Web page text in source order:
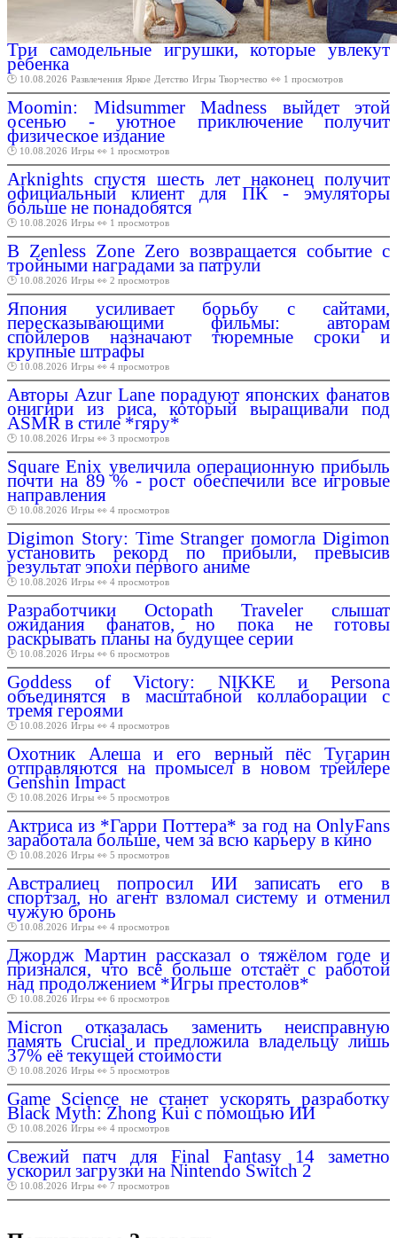
Три самодельные игрушки, которые увлекут
ребенка
🕑 10.08.2026 Развлечения Яркое Детство Игры Творчество 👀 1 просмотров
Moomin: Midsummer Madness выйдет этой
осенью - уютное приключение получит
физическое издание
🕑 10.08.2026 Игры 👀 1 просмотров
Arknights спустя шесть лет наконец получит
официальный клиент для ПК - эмуляторы
больше не понадобятся
🕑 10.08.2026 Игры 👀 1 просмотров
В Zenless Zone Zero возвращается событие с
тройными наградами за патрули
🕑 10.08.2026 Игры 👀 2 просмотров
Япония усиливает борьбу с сайтами,
пересказывающими фильмы: авторам
спойлеров назначают тюремные сроки и
крупные штрафы
🕑 10.08.2026 Игры 👀 4 просмотров
Авторы Azur Lane порадуют японских фанатов
онигири из риса, который выращивали под
ASMR в стиле *гяру*
🕑 10.08.2026 Игры 👀 3 просмотров
Square Enix увеличила операционную прибыль
почти на 89 % - рост обеспечили все игровые
направления
🕑 10.08.2026 Игры 👀 4 просмотров
Digimon Story: Time Stranger помогла Digimon
установить рекорд по прибыли, превысив
результат эпохи первого аниме
🕑 10.08.2026 Игры 👀 4 просмотров
Разработчики Octopath Traveler слышат
ожидания фанатов, но пока не готовы
раскрывать планы на будущее серии
🕑 10.08.2026 Игры 👀 6 просмотров
Goddess of Victory: NIKKE и Persona
объединятся в масштабной коллаборации с
тремя героями
🕑 10.08.2026 Игры 👀 4 просмотров
Охотник Алеша и его верный пёс Тугарин
отправляются на промысел в новом трейлере
Genshin Impact
🕑 10.08.2026 Игры 👀 5 просмотров
Актриса из *Гарри Поттера* за год на OnlyFans
заработала больше, чем за всю карьеру в кино
🕑 10.08.2026 Игры 👀 5 просмотров
Австралиец попросил ИИ записать его в
спортзал, но агент взломал систему и отменил
чужую бронь
🕑 10.08.2026 Игры 👀 4 просмотров
Джордж Мартин рассказал о тяжёлом годе и
признался, что всё больше отстаёт с работой
над продолжением *Игры престолов*
🕑 10.08.2026 Игры 👀 6 просмотров
Micron отказалась заменить неисправную
память Crucial и предложила владельцу лишь
37% её текущей стоимости
🕑 10.08.2026 Игры 👀 5 просмотров
Game Science не станет ускорять разработку
Black Myth: Zhong Kui с помощью ИИ
🕑 10.08.2026 Игры 👀 4 просмотров
Свежий патч для Final Fantasy 14 заметно
ускорил загрузки на Nintendo Switch 2
🕑 10.08.2026 Игры 👀 7 просмотров